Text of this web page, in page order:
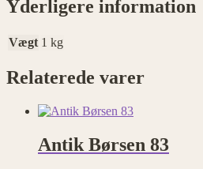
Yderligere information
Vægt 1 kg
Relaterede varer
Antik Børsen 83